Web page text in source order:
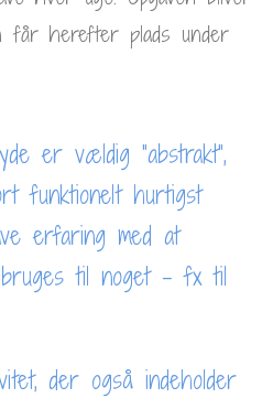
herefter plads under
er vældig “abstrakt”,
funktionelt hurtigst
erfaring med at
til noget – fx til
der også indeholder